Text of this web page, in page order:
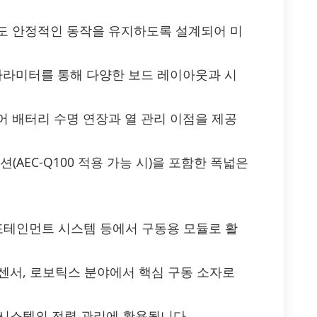
안정적인 동작을 유지하도록 설계되어 미
미터를 통해 다양한 보드 레이아웃과 시
배터리 수명 연장과 열 관리 이점을 제공
(AEC-Q100 적용 가능 시)을 포함한 폭넓은
인먼트 시스템 등에서 구동용 모듈로 활
서, 로보틱스 분야에서 핵심 구동 소자로